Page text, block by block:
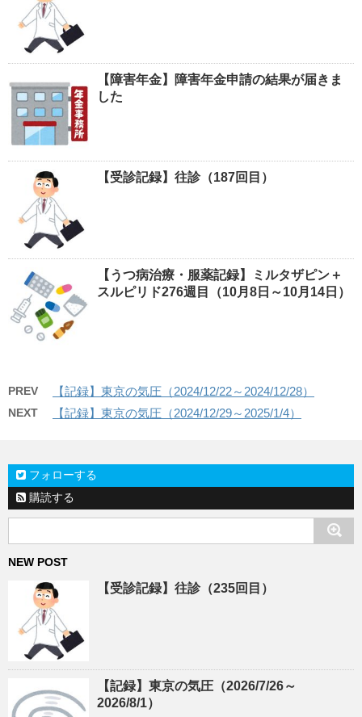
【障害年金】障害年金申請の結果が届きま
した
【受診記録】往診（187回目）
【うつ病治療・服薬記録】ミルタザピン＋
スルピリド276週目（10月8日～10月14日）
PREV 【記録】東京の気圧（2024/12/22～2024/12/28）
NEXT 【記録】東京の気圧（2024/12/29～2025/1/4）
フォローする
購読する
NEW POST
【受診記録】往診（235回目）
【記録】東京の気圧（2026/7/26～
2026/8/1）